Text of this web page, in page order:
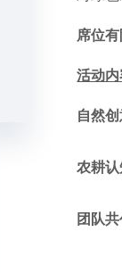
席位
活动内
自然
农耕
团队